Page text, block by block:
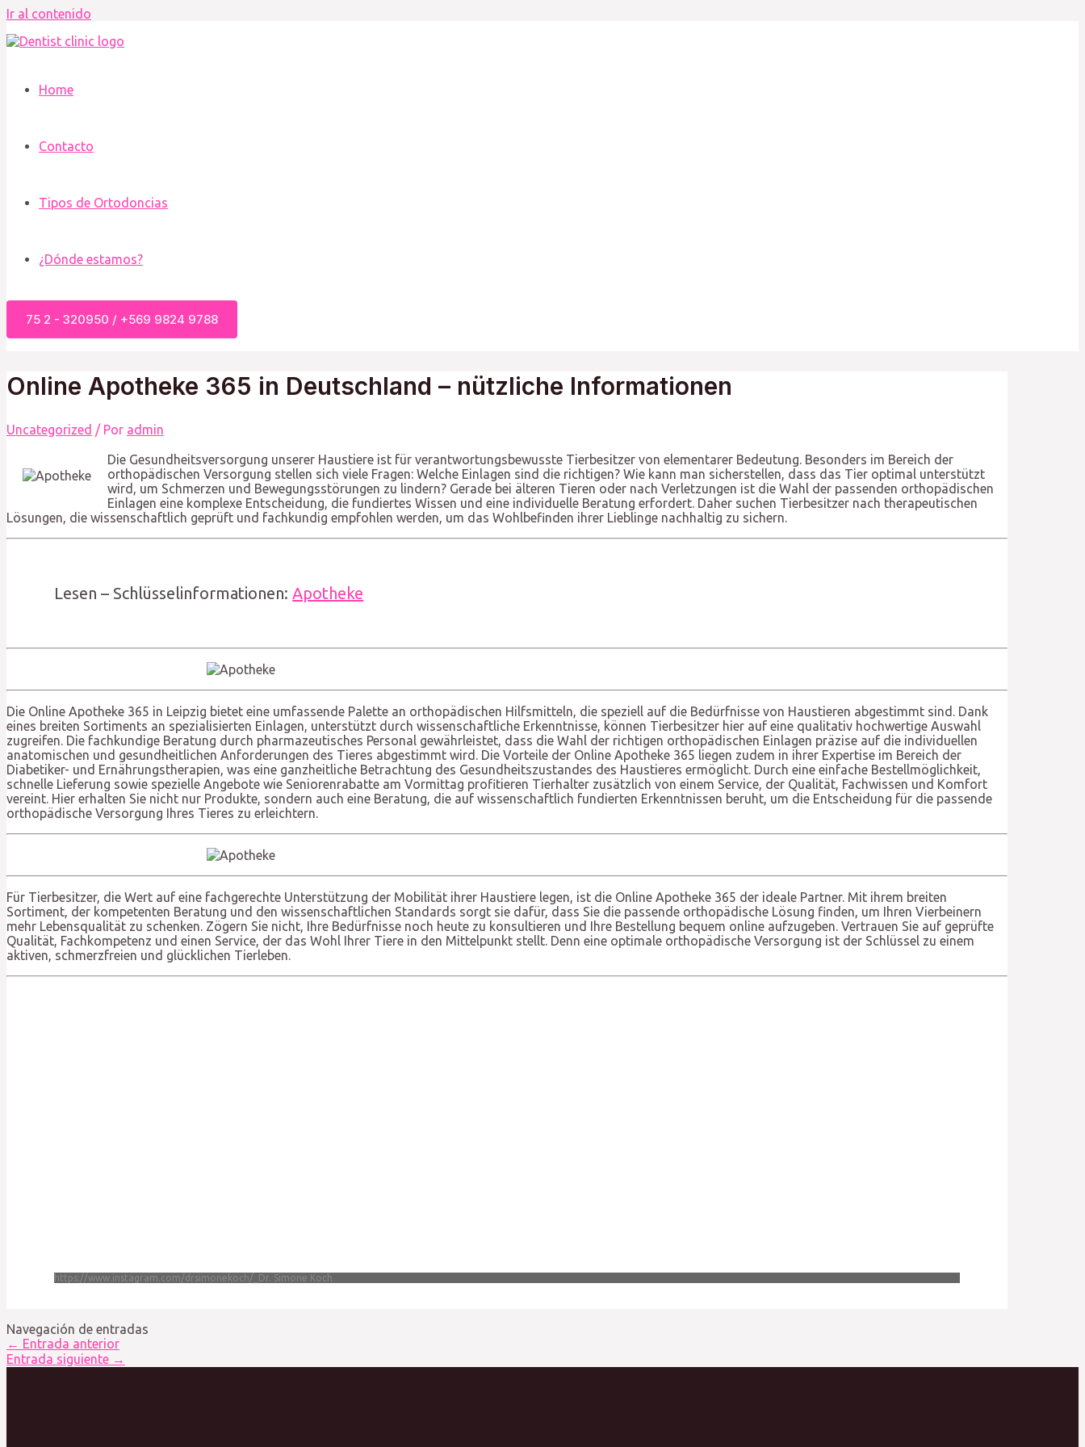
Ir al contenido
Home
Contacto
Tipos de Ortodoncias
¿Dónde estamos?
75 2 - 320950 / +569 9824 9788
Online Apotheke 365 in Deutschland – nützliche Informationen
Uncategorized / Por admin
Die Gesundheitsversorgung unserer Haustiere ist für verantwortungsbewusste Tierbesitzer von elementarer Bedeutung. Besonders im Bereich der
orthopädischen Versorgung stellen sich viele Fragen: Welche Einlagen sind die richtigen? Wie kann man sicherstellen, dass das Tier optimal unterstützt
wird, um Schmerzen und Bewegungsstörungen zu lindern? Gerade bei älteren Tieren oder nach Verletzungen ist die Wahl der passenden orthopädischen
Einlagen eine komplexe Entscheidung, die fundiertes Wissen und eine individuelle Beratung erfordert. Daher suchen Tierbesitzer nach therapeutischen
Lösungen, die wissenschaftlich geprüft und fachkundig empfohlen werden, um das Wohlbefinden ihrer Lieblinge nachhaltig zu sichern.
Lesen – Schlüsselinformationen:Apotheke
Die Online Apotheke 365 in Leipzig bietet eine umfassende Palette an orthopädischen Hilfsmitteln, die speziell auf die Bedürfnisse von Haustieren abgestimmt sind. Dank
eines breiten Sortiments an spezialisierten Einlagen, unterstützt durch wissenschaftliche Erkenntnisse, können Tierbesitzer hier auf eine qualitativ hochwertige Auswahl
zugreifen. Die fachkundige Beratung durch pharmazeutisches Personal gewährleistet, dass die Wahl der richtigen orthopädischen Einlagen präzise auf die individuellen
anatomischen und gesundheitlichen Anforderungen des Tieres abgestimmt wird. Die Vorteile der Online Apotheke 365 liegen zudem in ihrer Expertise im Bereich der
Diabetiker- und Ernährungstherapien, was eine ganzheitliche Betrachtung des Gesundheitszustandes des Haustieres ermöglicht. Durch eine einfache Bestellmöglichkeit,
schnelle Lieferung sowie spezielle Angebote wie Seniorenrabatte am Vormittag profitieren Tierhalter zusätzlich von einem Service, der Qualität, Fachwissen und Komfort
vereint. Hier erhalten Sie nicht nur Produkte, sondern auch eine Beratung, die auf wissenschaftlich fundierten Erkenntnissen beruht, um die Entscheidung für die passende
orthopädische Versorgung Ihres Tieres zu erleichtern.
Für Tierbesitzer, die Wert auf eine fachgerechte Unterstützung der Mobilität ihrer Haustiere legen, ist die Online Apotheke 365 der ideale Partner. Mit ihrem breiten
Sortiment, der kompetenten Beratung und den wissenschaftlichen Standards sorgt sie dafür, dass Sie die passende orthopädische Lösung finden, um Ihren Vierbeinern
mehr Lebensqualität zu schenken. Zögern Sie nicht, Ihre Bedürfnisse noch heute zu konsultieren und Ihre Bestellung bequem online aufzugeben. Vertrauen Sie auf geprüfte
Qualität, Fachkompetenz und einen Service, der das Wohl Ihrer Tiere in den Mittelpunkt stellt. Denn eine optimale orthopädische Versorgung ist der Schlüssel zu einem
aktiven, schmerzfreien und glücklichen Tierleben.
https://www.instagram.com/drsimonekoch/_Dr. Simone Koch
Navegación de entradas
← Entrada anterior
Entrada siguiente →